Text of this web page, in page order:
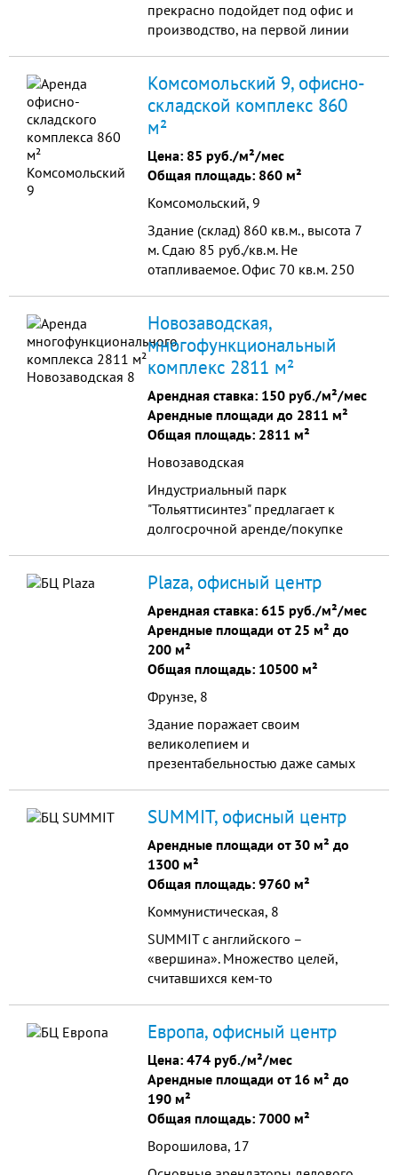
прекрасно подойдет под офис и
производство, на первой линии
сигнализация, кондиционеры, внут.
тел. связь, 2 служебных туалета,
итальянская мебель, кассовая
комната, отдельный вход и
запасной пожарный выход.
748470
Комсомольский 9, офисно-
складской комплекс 860
м²
Цена: 85 руб./м²/мес
Общая площадь: 860 м²
Комсомольский, 9
Здание (склад) 860 кв.м., высота 7
м. Сдаю 85 руб./кв.м. Не
отапливаемое. Офис 70 кв.м. 250
Комсомольский район, трасса М5.
Новозаводская,
многофункциональный
комплекс 2811 м²
Арендная ставка: 150 руб./м²/мес
Арендные площади до 2811 м²
Общая площадь: 2811 м²
Новозаводская
Индустриальный парк
"Тольяттисинтез" предлагает к
долгосрочной аренде/покупке
Plaza, офисный центр
Арендная ставка: 615 руб./м²/мес
Арендные площади от 25 м² до
200 м²
Общая площадь: 10500 м²
Фрунзе, 8
Здание поражает своим
великолепием и
презентабельностью даже самых
современных отделочных
материалов: алюминиево-
пластиковые композитные панели
(алюкобонд), негорючая
плита "Rockwool", алюминиевая
подконструкция "невидимое
крепление". B фасаде здания
используются керамогранит и
позволяют c полным правом
отнести комплекс к бизнес-
центрам самого высшего класса по
международным стандартам.
SUMMIT, офисный центр
Арендные площади от 30 м² до
1300 м²
Общая площадь: 9760 м²
Коммунистическая, 8
SUMMIT с английского –
«вершина». Множество целей,
считавшихся кем-то
не поверил в границы. Бизнес-
центр высокого класса, это лучшее
место для тех, кто стремится
достичь в бизнесе большего.
Европа, офисный центр
Цена: 474 руб./м²/мес
Арендные площади от 16 м² до
190 м²
Общая площадь: 7000 м²
Ворошилова, 17